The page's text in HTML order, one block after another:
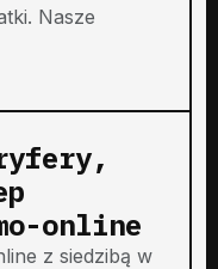
Nasze
online
z siedzibą w